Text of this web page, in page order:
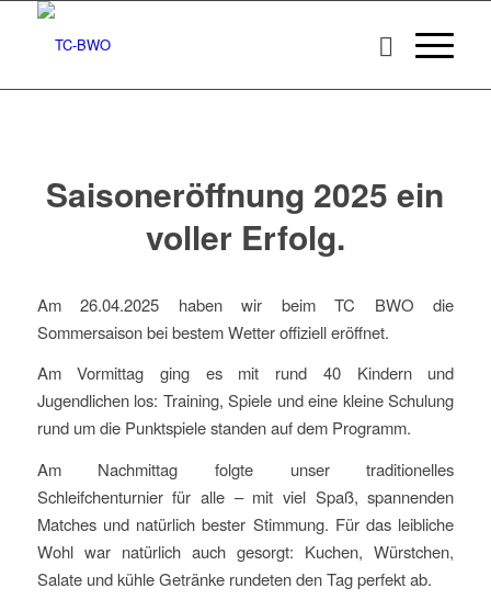
Saisoneröffnung 2025 ein
voller Erfolg.
Am 26.04.2025 haben wir beim TC BWO die
Sommersaison bei bestem Wetter offiziell eröffnet.
Am Vormittag ging es mit rund 40 Kindern und
Jugendlichen los: Training, Spiele und eine kleine Schulung
rund um die Punktspiele standen auf dem Programm.
Am Nachmittag folgte unser traditionelles
Schleifchenturnier für alle – mit viel Spaß, spannenden
Matches und natürlich bester Stimmung. Für das leibliche
Wohl war natürlich auch gesorgt: Kuchen, Würstchen,
Salate und kühle Getränke rundeten den Tag perfekt ab.